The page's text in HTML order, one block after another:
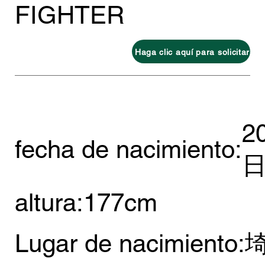
FIGHTER
Haga clic aquí para solicitar
fecha de nacimiento:
altura:177cm
Lugar de nacimiento: